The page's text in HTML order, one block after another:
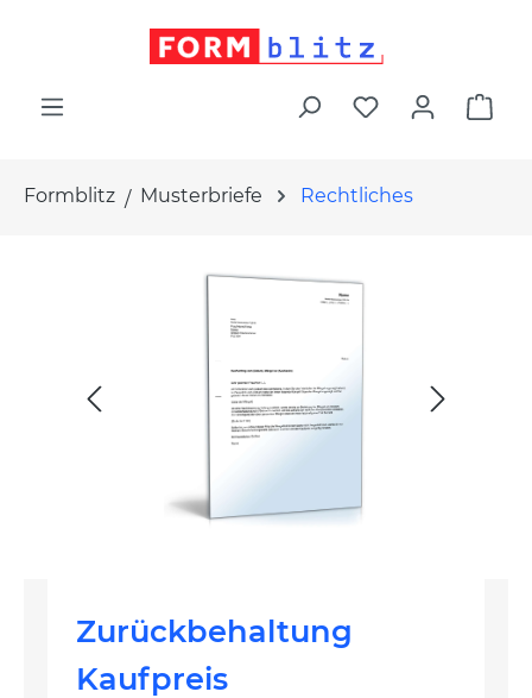
Formblitz Musterbriefe Rechtliches
Zurückbehaltung
Kaufpreis